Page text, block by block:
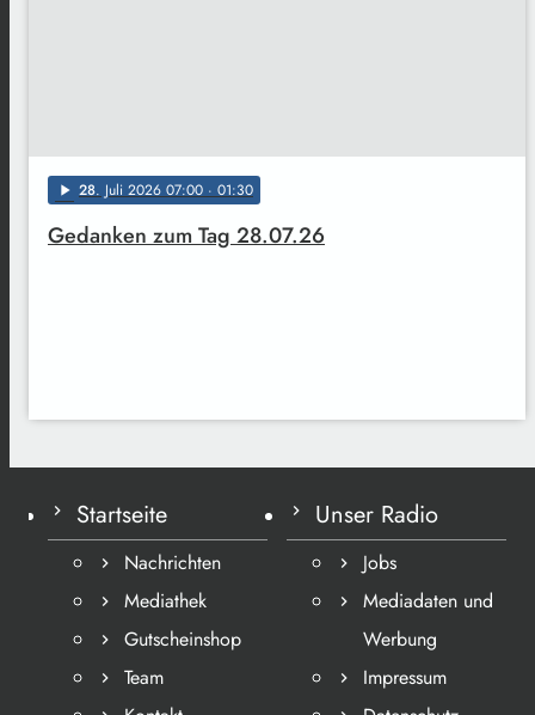
play_arrow 28. Juli 2026 07:00 · 01:30
Gedanken zum Tag 28.07.26
Startseite
Nachrichten
Mediathek
Gutscheinshop
Team
Unser Radio
Jobs
Mediadaten und
Werbung
Impressum